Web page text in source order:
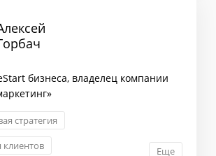
бизнеса, владелец компании
стратегия
клиентов
Еще